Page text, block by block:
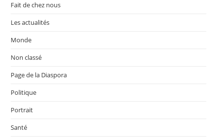
Fait de chez nous
Les actualités
Monde
Non classé
Page de la Diaspora
Politique
Portrait
Santé